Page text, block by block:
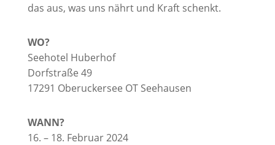
das aus, was uns nährt und Kraft schenkt.
WO?
Seehotel Huberhof
Dorfstraße 49
17291 Oberuckersee OT Seehausen
WANN?
16. – 18. Februar 2024